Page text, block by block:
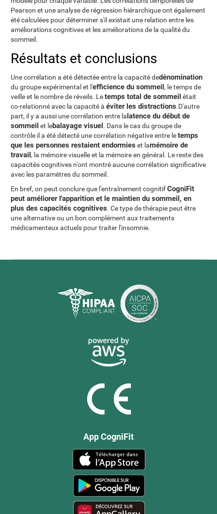
Pearson et une analyse de régression hiérarchique ont également
été calculées pour déterminer s'il existait une relation entre les
améliorations cognitives et les améliorations de la qualité du
sommeil.
Résultats et conclusions
Une corrélation a été détectée entre la capacité dedénomination
du groupe expérimental et l'efficience du sommeil, le temps de
veille et le nombre de réveils. Letemps total de sommeil était
co-relationné avec la capacité àéviter les distractions.D'autre
part, il y a aussi une corrélation entre lalatence du début de
sommeil et lebalayage visuel. Dans le cas du groupe de
contrôle il a été détecté une corrélation négative entre letemps
que les personnes restaient endormies et lamémoire de
travail, la mémoire visuelle et la mémoire en général. Le reste des
capacités cognitives n'ont montré aucune corrélation significative
avec les paramètres du sommeil.
En bref, on peut conclure que l'entraînement cognitifCogniFit
peut améliorer l'apparition et le maintien du sommeil, en
plus des capacités cognitives. Ce type de thérapie peut être
une alternative ou un bon complément aux traitements
médicamenteux actuels pour traiter l'insomnie.
App CogniFit